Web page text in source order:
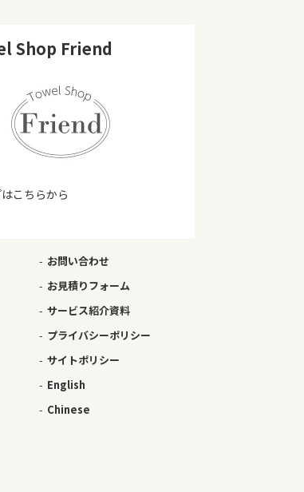
Shop Friend
こちらから
お問い合わせ
お見積りフォーム
サービス紹介資料
プライバシーポリシー
サイトポリシー
English
Chinese